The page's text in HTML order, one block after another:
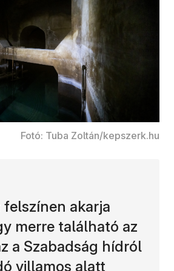
Fotó: Tuba Zoltán/kepszerk.hu
felszínen akarja
merre található az
a Szabadság hídról
villamos alatt